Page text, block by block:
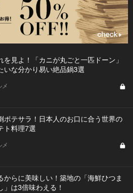
を見よ！「カニが丸ごと一匹ドーン」
いな分かり易い絶品鍋3選
メ
ポテサラ！日本人のお口に合う世界の
ト料理7選
メ
からに美味しい！築地の「海鮮ひつま
」は3倍味わえる！